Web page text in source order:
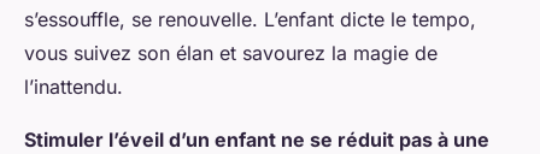
s’essouffle, se renouvelle. L’enfant dicte le tempo,
vous suivez son élan et savourez la magie de
l’inattendu.
Stimuler l’éveil d’un enfant ne se réduit pas à une